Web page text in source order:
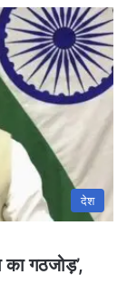
देश
गठजोड़’,